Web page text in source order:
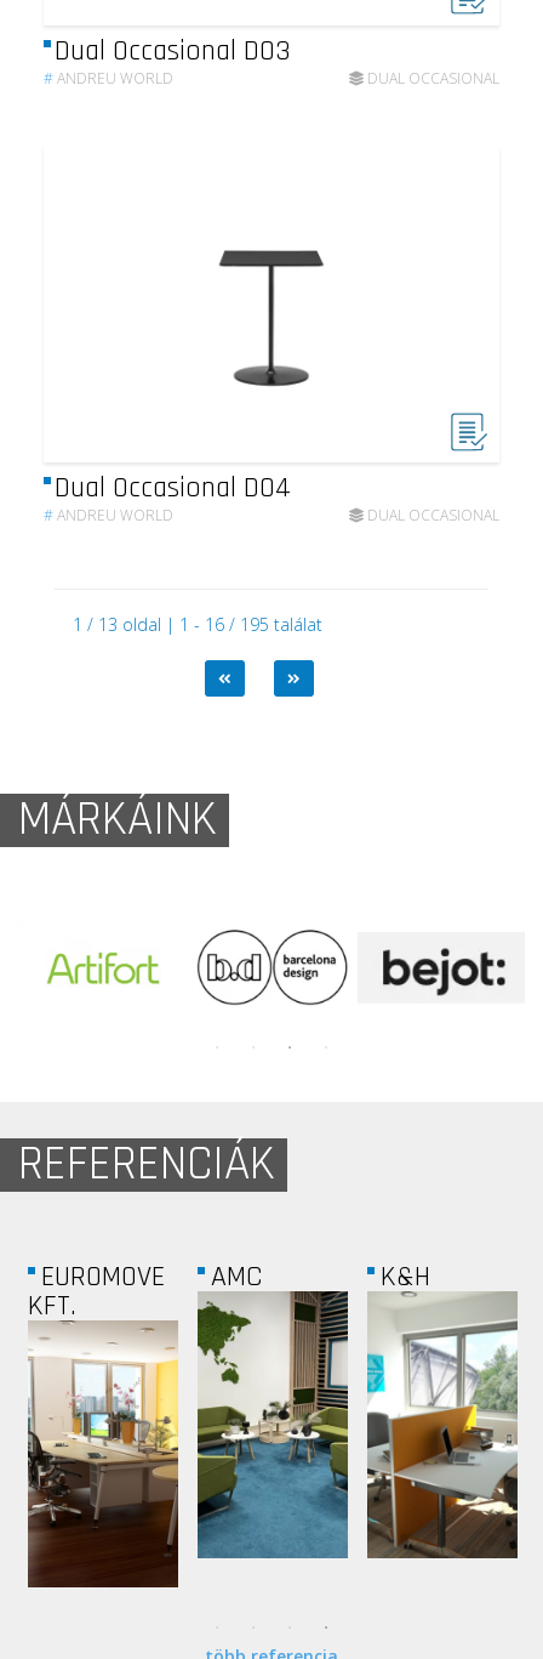
Dual Occasional DO3
#ANDREU WORLD DUAL OCCASIONAL
Dual Occasional DO4
#ANDREU WORLD DUAL OCCASIONAL
1 / 13 oldal | 1 - 16 / 195 találat
MÁRKÁINK
REFERENCIÁK
VÁROSLIGETI...
GREENCOURT
-...
FOUR
SEASON...